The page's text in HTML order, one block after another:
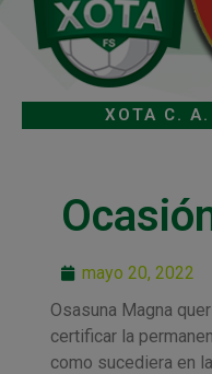
XOTA C. A.
mayo 20, 2022
Osasuna Magna
certificar la
como sucediera en